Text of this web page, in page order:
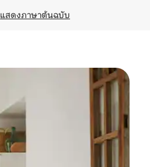
แสดงภาษาต้นฉบับ